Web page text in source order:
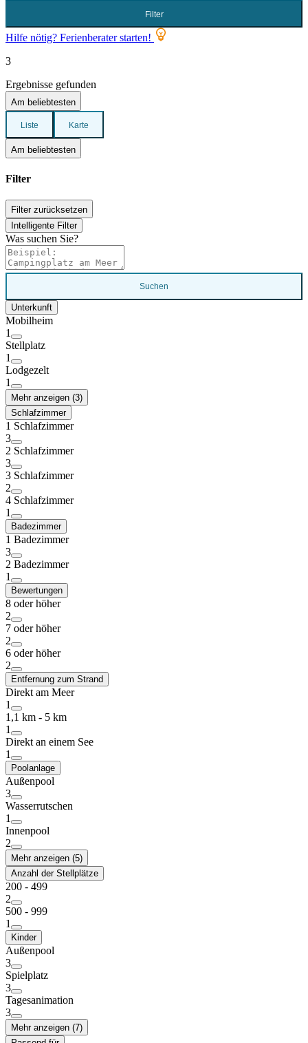
Filter
Hilfe nötig? Ferienberater starten!
3
Ergebnisse gefunden
Am beliebtesten
Liste Karte
Am beliebtesten
Filter
Filter zurücksetzen
Intelligente Filter
Was suchen Sie?
Suchen
Unterkunft
Mobilheim
1
Stellplatz
1
Lodgezelt
1
Mehr anzeigen (3)
Schlafzimmer
1 Schlafzimmer
3
2 Schlafzimmer
3
3 Schlafzimmer
2
4 Schlafzimmer
1
Badezimmer
1 Badezimmer
3
2 Badezimmer
1
Bewertungen
8 oder höher
2
7 oder höher
2
6 oder höher
2
Entfernung zum Strand
Direkt am Meer
1
1,1 km - 5 km
1
Direkt an einem See
1
Poolanlage
Außenpool
3
Wasserrutschen
1
Innenpool
2
Mehr anzeigen (5)
Anzahl der Stellplätze
200 - 499
2
500 - 999
1
Kinder
Außenpool
3
Spielplatz
3
Tagesanimation
3
Mehr anzeigen (7)